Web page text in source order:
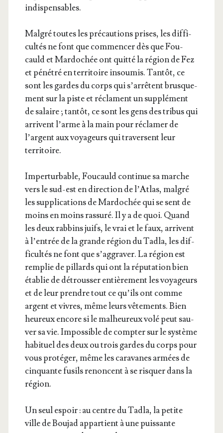
indispensables.
Mal­gré toutes les pré­cau­tions prises, les dif­fi­
cul­tés ne font que com­men­cer dès que Fou­
cauld et Mar­do­chée ont quit­té la région de Fez
et péné­tré en ter­ri­toire insou­mis. Tan­tôt, ce
sont les gardes du corps qui s’ar­rêtent brus­que­
ment sur la piste et réclament un sup­plé­ment
de salaire ; tan­tôt, ce sont les gens des tri­bus qui
arrivent l’arme à la main pour récla­mer de
l’argent aux voya­geurs qui tra­versent leur
territoire.
Imper­tur­bable, Fou­cauld conti­nue sa marche
vers le sud-est en direc­tion de l’At­las, mal­gré
les sup­pli­ca­tions de Mar­do­chée qui se sent de
moins en moins ras­su­ré. Il y a de quoi. Quand
les deux rab­bins juifs, le vrai et le faux, arrivent
à l’en­trée de la grande région du Tad­la, les dif­
fi­cul­tés ne font que s’ag­gra­ver. La région est
rem­plie de pillards qui ont la répu­ta­tion bien
éta­blie de détrous­ser entiè­re­ment les voya­geurs
et de leur prendre tout ce qu’ils ont comme
argent et vivres, même leurs vête­ments. Bien
heu­reux encore si le mal­heu­reux volé peut sau­
ver sa vie. Impos­sible de comp­ter sur le sys­tème
habi­tuel des deux ou trois gardes du corps pour
vous pro­té­ger, même les cara­vanes armées de
cin­quante fusils renoncent à se ris­quer dans la
région.
Un seul espoir : au centre du Tad­la, la petite
ville de Bou­jad appar­tient à une puis­sante